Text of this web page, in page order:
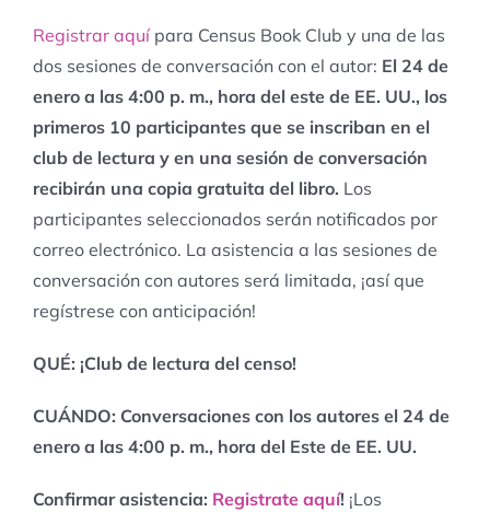
Registrar aquípara Census Book Club y una de las
dos sesiones de conversación con el autor: El 24 de
enero a las 4:00 p. m., hora del este de EE. UU., los
primeros 10 participantes que se inscriban en el
club de lectura y en una sesión de conversación
recibirán una copia gratuita del libro. Los
participantes seleccionados serán notificados por
correo electrónico. La asistencia a las sesiones de
conversación con autores será limitada, ¡así que
regístrese con anticipación!
QUÉ: ¡Club de lectura del censo!
CUÁNDO: Conversaciones con los autores el 24 de
enero a las 4:00 p. m., hora del Este de EE. UU.
Confirmar asistencia: Registrate aquí! ¡Los